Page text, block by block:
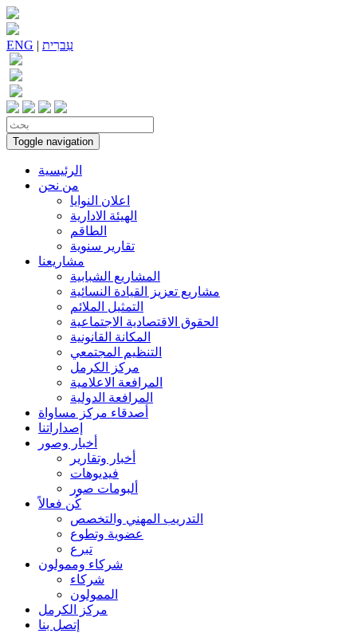
ENG | עִברִית
Toggle navigation
الرئيسية
من نحن
اعلان النوايا
الهيئة الادارية
الطاقم
تقارير سنوية
مشاريعنا
المشاريع الشبابية
مشاريع تعزيز القيادة النسائية
التمثيل الملائم
الحقوق الاقتصادية الاجتماعية
المكانة القانونية
التنظيم المجتمعي
مركز الكرمل
المرافعة الاعلامية
المرافعة الدولية
أصدقاء مركز مساواة
إصداراتنا
أخبار وصور
أخبار وتقارير
فيديوهات
ألبومات صور
كُن فعالاً
التدريب المهني والتخصص
عضوية وتطوع
تبرع
شركاء وممولون
شركاء
الممولون
مركز الكرمل
إتصل بنا